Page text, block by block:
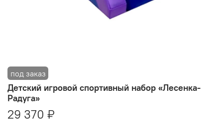
Детский игровой спортивный набор «Лесенка-
Радуга»
29 370 ₽